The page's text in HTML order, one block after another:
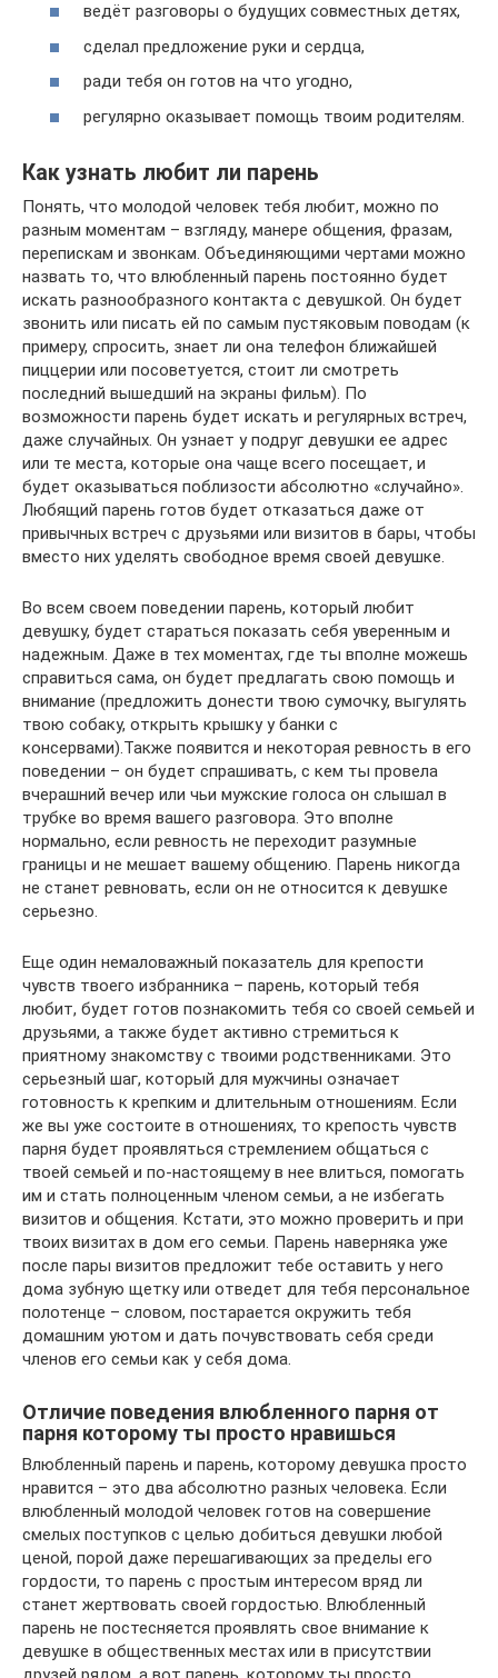
ведёт разговоры о будущих совместных детях,
сделал предложение руки и сердца,
ради тебя он готов на что угодно,
регулярно оказывает помощь твоим родителям.
Как узнать любит ли парень
Понять, что молодой человек тебя любит, можно по
разным моментам – взгляду, манере общения, фразам,
перепискам и звонкам. Объединяющими чертами можно
назвать то, что влюбленный парень постоянно будет
искать разнообразного контакта с девушкой. Он будет
звонить или писать ей по самым пустяковым поводам (к
примеру, спросить, знает ли она телефон ближайшей
пиццерии или посоветуется, стоит ли смотреть
последний вышедший на экраны фильм). По
возможности парень будет искать и регулярных встреч,
даже случайных. Он узнает у подруг девушки ее адрес
или те места, которые она чаще всего посещает, и
будет оказываться поблизости абсолютно «случайно».
Любящий парень готов будет отказаться даже от
привычных встреч с друзьями или визитов в бары, чтобы
вместо них уделять свободное время своей девушке.
Во всем своем поведении парень, который любит
девушку, будет стараться показать себя уверенным и
надежным. Даже в тех моментах, где ты вполне можешь
справиться сама, он будет предлагать свою помощь и
внимание (предложить донести твою сумочку, выгулять
твою собаку, открыть крышку у банки с
консервами).Также появится и некоторая ревность в его
поведении – он будет спрашивать, с кем ты провела
вчерашний вечер или чьи мужские голоса он слышал в
трубке во время вашего разговора. Это вполне
нормально, если ревность не переходит разумные
границы и не мешает вашему общению. Парень никогда
не станет ревновать, если он не относится к девушке
серьезно.
Еще один немаловажный показатель для крепости
чувств твоего избранника – парень, который тебя
любит, будет готов познакомить тебя со своей семьей и
друзьями, а также будет активно стремиться к
приятному знакомству с твоими родственниками. Это
серьезный шаг, который для мужчины означает
готовность к крепким и длительным отношениям. Если
же вы уже состоите в отношениях, то крепость чувств
парня будет проявляться стремлением общаться с
твоей семьей и по-настоящему в нее влиться, помогать
им и стать полноценным членом семьи, а не избегать
визитов и общения. Кстати, это можно проверить и при
твоих визитах в дом его семьи. Парень наверняка уже
после пары визитов предложит тебе оставить у него
дома зубную щетку или отведет для тебя персональное
полотенце – словом, постарается окружить тебя
домашним уютом и дать почувствовать себя среди
членов его семьи как у себя дома.
Отличие поведения влюбленного парня от
парня которому ты просто нравишься
Влюбленный парень и парень, которому девушка просто
нравится – это два абсолютно разных человека. Если
влюбленный молодой человек готов на совершение
смелых поступков с целью добиться девушки любой
ценой, порой даже перешагивающих за пределы его
гордости, то парень с простым интересом вряд ли
станет жертвовать своей гордостью. Влюбленный
парень не постесняется проявлять свое внимание к
девушке в общественных местах или в присутствии